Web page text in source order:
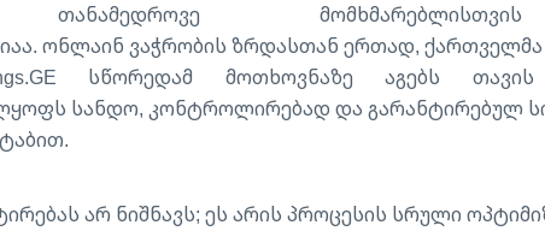
ონლაინ ვაჭრობის ზრდასთან ერთად,
სწორედამ მოთხოვნაზე აგებს თავის
სანდო, კონტროლირებად და გარანტირებულ
არ ნიშნავს; ეს არის პროცესის სრული